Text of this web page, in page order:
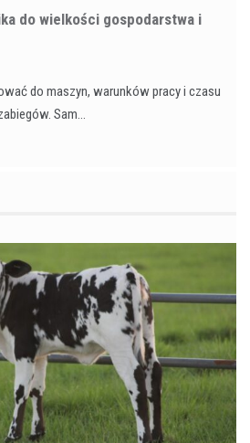
do wielkości gospodarstwa i
do maszyn, warunków pracy i czasu
Sam…